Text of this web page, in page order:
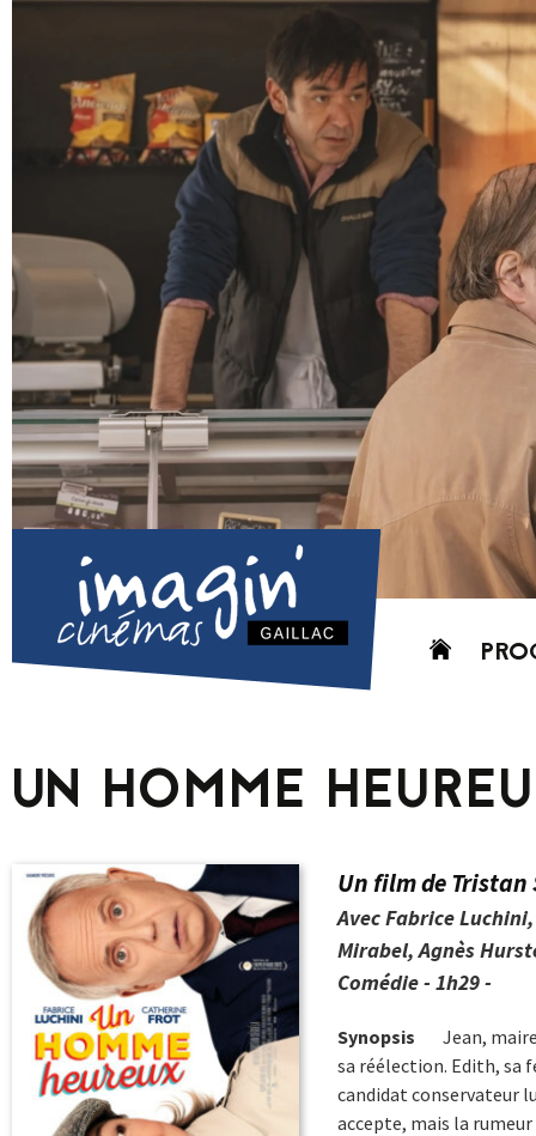
Aller
UN HOMME
Un film de Tristan
Avec Fabrice
Mirabel, Agnès
Comédie - 1h29 -
Synopsis
Jean,
sa réélection. Edith, sa
candidat conservateur
accepte, mais la